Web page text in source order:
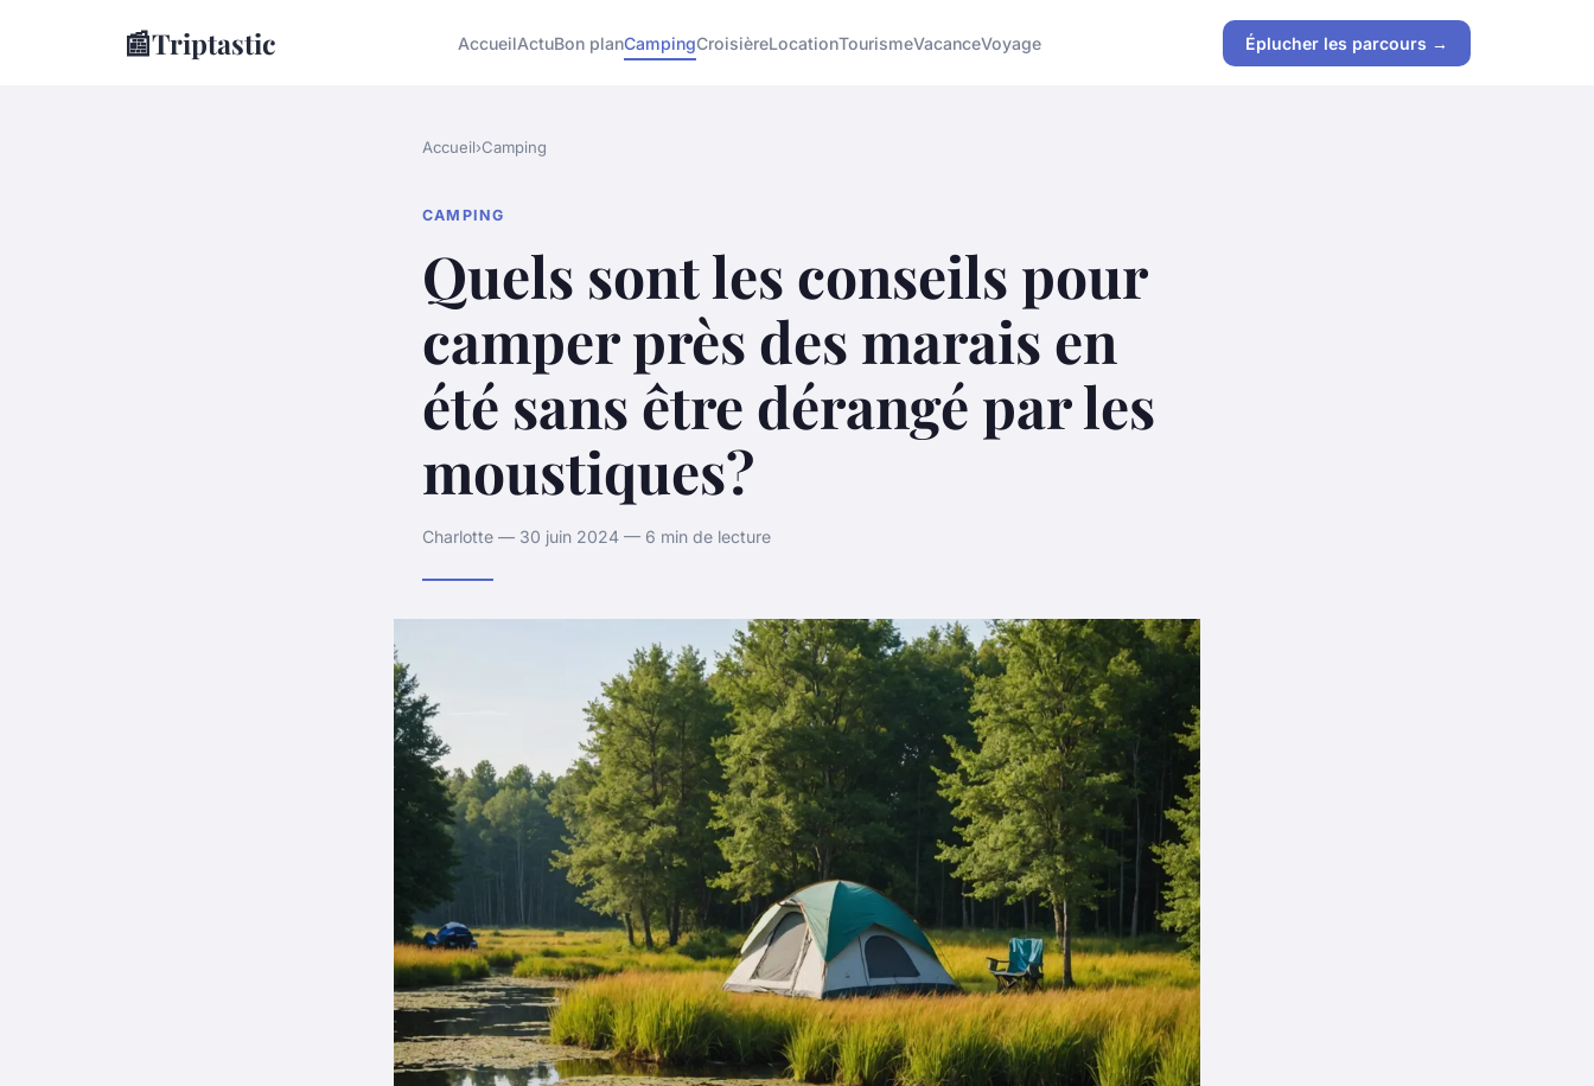
📰Triptastic AccueilActuBon planCampingCroisièreLocationTourismeVacanceVoyage Éplucher les parcours →
Accueil›Camping
CAMPING
Quels sont les conseils pour
camper près des marais en
été sans être dérangé par les
moustiques?
Charlotte — 30 juin 2024 — 6 min de lecture